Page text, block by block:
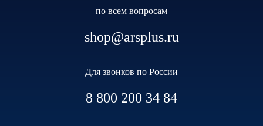
по всем вопросам
shop@arsplus.ru
Для звонков по России
8 800 200 34 84